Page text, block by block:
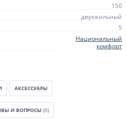
150
двухжильный
5
Национальный
комфорт
АКСЕССУАРЫ
И ВОПРОСЫ (0)